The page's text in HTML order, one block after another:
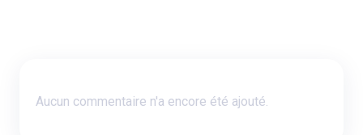
Aucun commentaire n'a encore été ajouté.